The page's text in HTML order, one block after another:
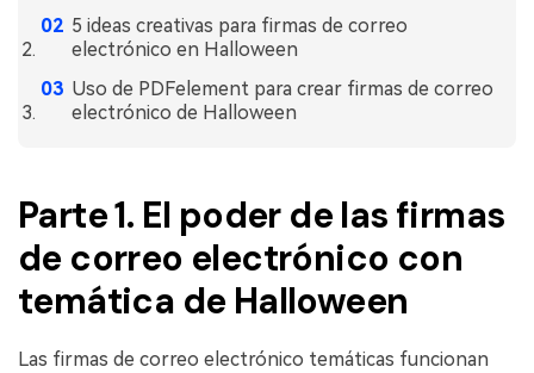
Descuento educativo
Adquiere PDFelement con descuento académico.
Centro de descargas
Actualizar a PDFelement V12.
5 ideas creativas para firmas de correo
electrónico en Halloween
Uso de PDFelement para crear firmas de correo
electrónico de Halloween
Parte 1. El poder de las firmas
de correo electrónico con
temática de Halloween
Las firmas de correo electrónico temáticas funcionan